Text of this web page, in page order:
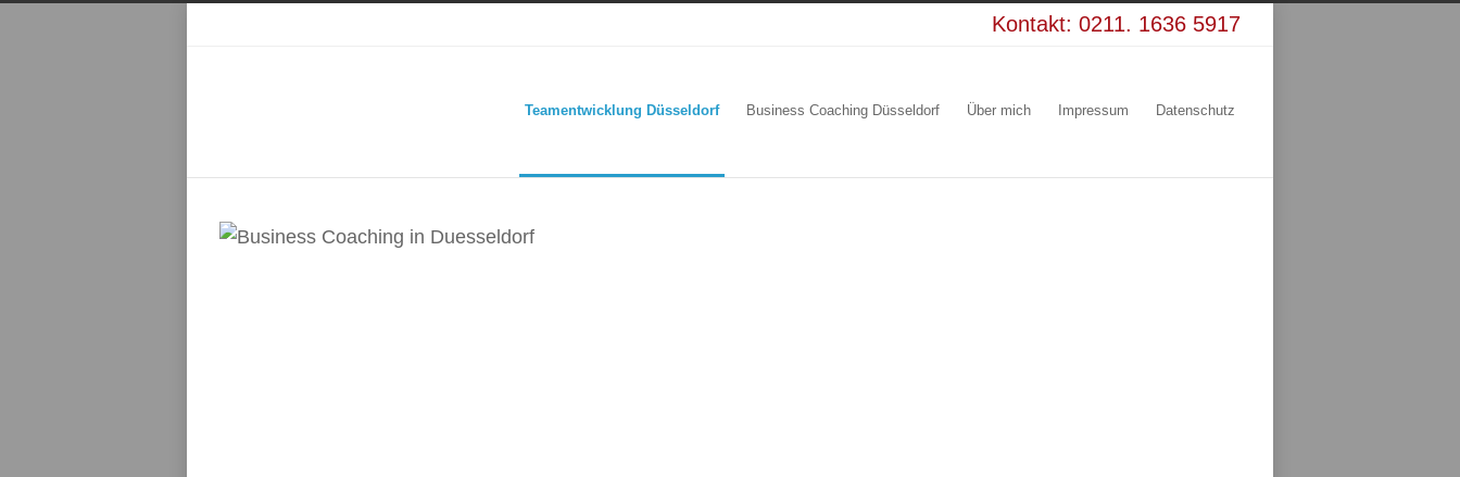
Kontakt: 0211. 1636 5917
Teamentwicklung Düsseldorf Business Coaching Düsseldorf Über mich Impressum Datenschutz